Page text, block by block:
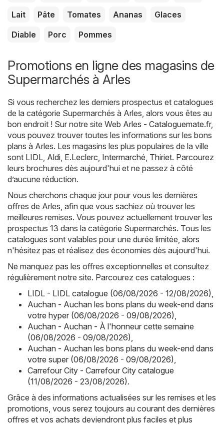
Lait
Pâte Tomates Ananas
Glaces
Diable
Porc Pommes
Promotions en ligne des magasins de
Supermarchés à Arles
Si vous recherchez les derniers prospectus et catalogues
de la catégorie Supermarchés à Arles, alors vous êtes au
bon endroit ! Sur notre site Web Arles - Cataloguemate.fr,
vous pouvez trouver toutes les informations sur les bons
plans à Arles. Les magasins les plus populaires de la ville
sont LIDL, Aldi, E.Leclerc, Intermarché, Thiriet. Parcourez
leurs brochures dès aujourd'hui et ne passez à côté
d’aucune réduction.
Nous cherchons chaque jour pour vous les dernières
offres de Arles, afin que vous sachiez où trouver les
meilleures remises. Vous pouvez actuellement trouver les
prospectus 13 dans la catégorie Supermarchés. Tous les
catalogues sont valables pour une durée limitée, alors
n'hésitez pas et réalisez des économies dès aujourd'hui.
Ne manquez pas les offres exceptionnelles et consultez
régulièrement notre site. Parcourez ces catalogues :
LIDL - LIDL catalogue (06/08/2026 - 12/08/2026),
Auchan - Auchan les bons plans du week-end dans
votre hyper (06/08/2026 - 09/08/2026),
Auchan - Auchan - À l'honneur cette semaine
(06/08/2026 - 09/08/2026),
Auchan - Auchan les bons plans du week-end dans
votre super (06/08/2026 - 09/08/2026),
Carrefour City - Carrefour City catalogue
(11/08/2026 - 23/08/2026).
Grâce à des informations actualisées sur les remises et les
promotions, vous serez toujours au courant des dernières
offres et vos achats deviendront plus faciles et plus